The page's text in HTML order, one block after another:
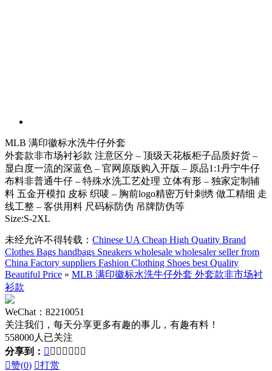
MLB 满印徽标水洗牛仔外套
外套款非市场衬衫款 注意区分 – 顶级天花板柜子品质好货 –
显白度一流的深蓝色 – 官网原版购入开版 – 原品1:1丹宁牛仔
布料非普通牛仔 – 特殊水洗工艺处理 立体有形 – 独家定制辅
料 五金开模扣 皮标 织唛 – 胸前logo精密万针刺绣 做工精细 走
线工整 – 客供用料 尺码标防伪 吊牌防伪等
Size:S-2XL
未经允许不得转载： Chinese UA Cheap High Quatity Brand
Clothes Bags handbags Sneakers wholesale wholesaler seller from
China Factory suppliers Fashion Clothing Shoes best Quality
Beautiful Price » MLB 满印徽标水洗牛仔外套 外套款非市场衬
衫款
WeChat：82210051
关注我们，每天分享更多有趣的事儿，有趣有料！
558000人已关注
分享到：       
赞(0) 打赏